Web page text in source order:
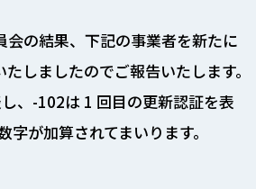
の結果、下記の事業者を新たに
しましたのでご報告いたします。
、-102は 1 回目の更新認証を表
が加算されてまいります。